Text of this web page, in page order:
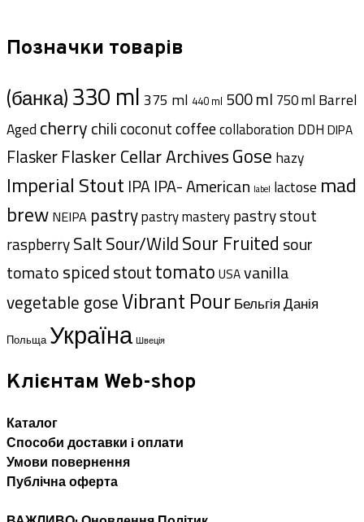
Позначки товарів
(банка)330 ml 375 ml 440 ml 500 ml 750 ml Barrel
Aged cherrychilicoconutcoffeecollaboration DDH DIPA
FlaskerFlasker Cellar ArchivesGose hazy
Imperial Stout IPA IPA- American label lactose mad
brew NEIPA pastrypastry masterypastry stout
raspberrySaltSour/WildSour Fruited sour
tomatospicedstouttomato USAvanilla
vegetable goseVibrant PourБельгіяДанія
Польща Україна Швеція
Клієнтам Web-shop
Каталог
Способи доставки i оплати
Умови повернення
Публічна оферта